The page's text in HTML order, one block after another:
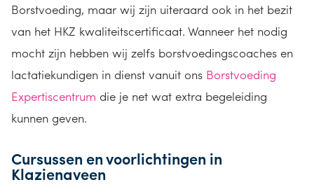
Borstvoeding, maar wij zijn uiteraard ook in het bezit
van het HKZ kwaliteitscertificaat. Wanneer het nodig
mocht zijn hebben wij zelfs borstvoedingscoaches en
lactatiekundigen in dienst vanuit ons Borstvoeding
Expertiscentrum die je net wat extra begeleiding
kunnen geven.
Cursussen en voorlichtingen in
Klazienaveen